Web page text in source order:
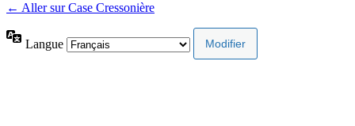
← Aller sur Case Cressonière
Langue